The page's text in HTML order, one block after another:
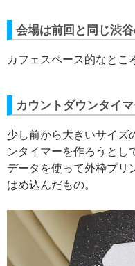
会場は前回と同じ渋
カフェスペース的なとこ
カウントダウンタイ
少し前から大きいサイズ
ンタイマーを作ろうとし
データを使って外枠プリ
はめ込んだもの。